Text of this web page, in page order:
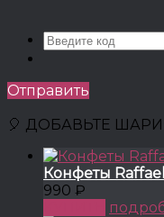
Отправить
🎈 ДОБАВЬТЕ
Конфеты
990 ₽